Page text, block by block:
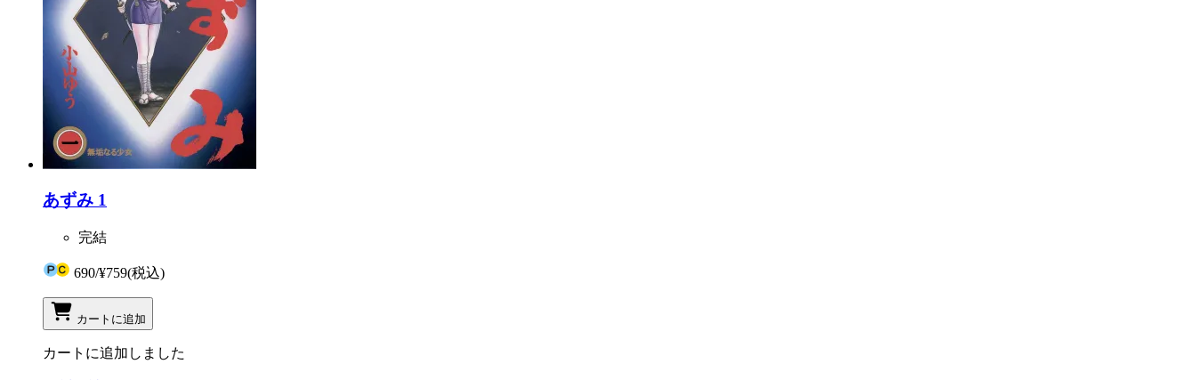
あずみ 1
完結
690/¥759(税込)
カートに追加
カートに追加しました